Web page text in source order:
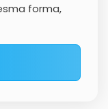
forma,